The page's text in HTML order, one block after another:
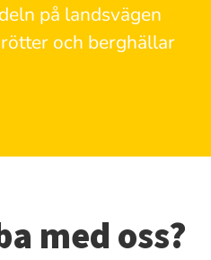
på landsvägen
och berghällar
med oss?